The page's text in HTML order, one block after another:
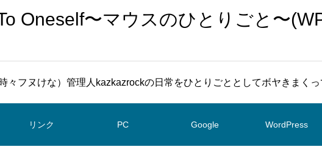
Oneself〜マウスのひとりごと〜
々フヌけな）管理人kazkazrockの日常をひとりごととしてボヤきまく
リンク PC Google WordPress